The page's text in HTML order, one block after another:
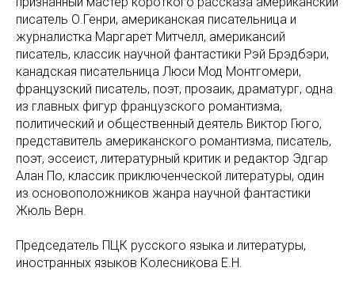
писатель О.Генри, американская писательница и
журналистка Маргарет Митчелл, американсий
писатель, классик научной фантастики Рэй Брэдбэри,
канадская писательница Люси Мод Монтгомери,
французский писатель, поэт, прозаик, драматург, одна
из главных фигур французского романтизма,
политический и общественный деятель Виктор Гюго,
представитель американского романтизма, писатель,
поэт, эссеист, литературный критик и редактор Эдгар
Алан По, классик приключенческой литературы, один
из основоположников жанра научной фантастики
Жюль Верн.
Председатель ПЦК русского языка и литературы,
иностранных языков Колесникова Е.Н.